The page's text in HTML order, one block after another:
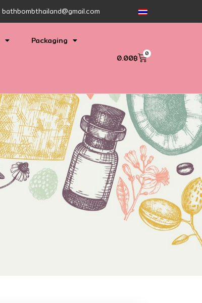
bathbombthailand@gmail.com
Packaging
0.00฿ 0